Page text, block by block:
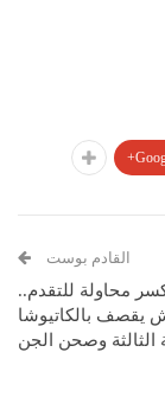
القادم بوست
محاولة للتقدم..
يقصف بالكاتيوشا
الثالثة وصحن الجن